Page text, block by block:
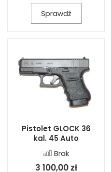
Sprawdź
Pistolet GLOCK 36
kal. 45 Auto
Brak
3 100,00 zł